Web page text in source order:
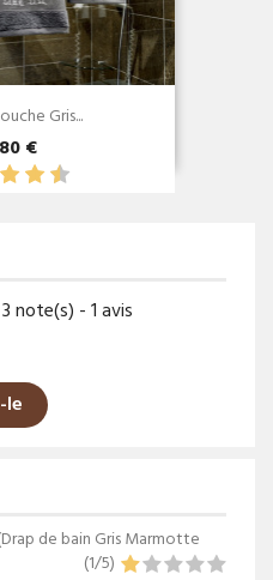
Gris...
€
3note(s) -1avis
le
Drap de bain Gris Marmotte
(1/5)